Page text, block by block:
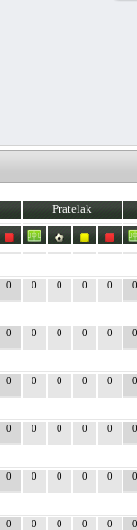
Pratelak
0 0 0 0 0
0 0 0 0 0
0 0 0 0 0
0 0 0 0 0
0 0 0 0 0
0 0 0 0 0